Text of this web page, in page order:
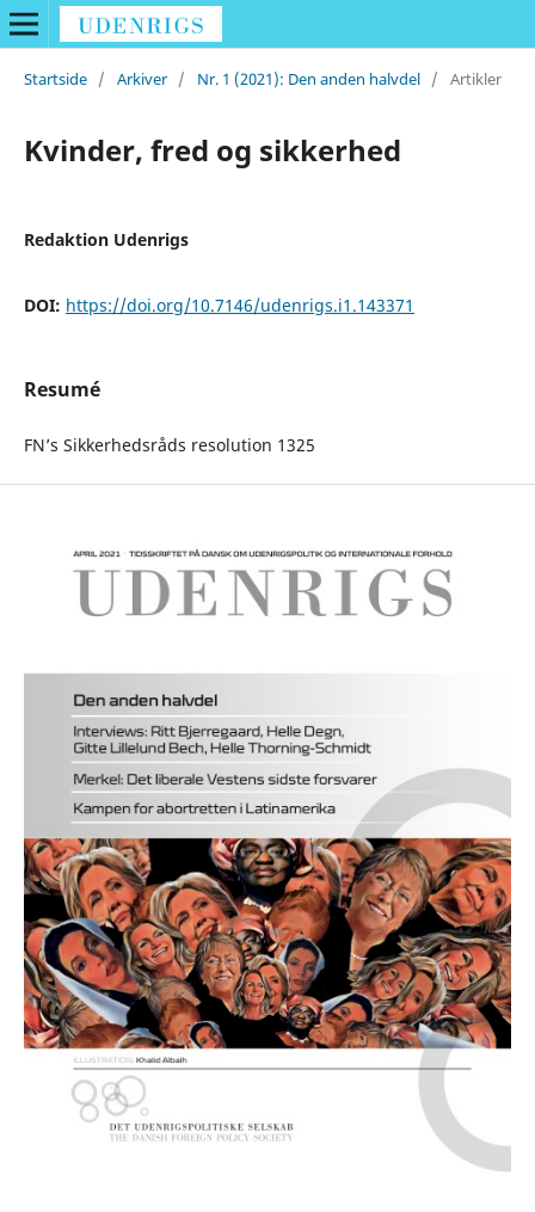
Startside / Arkiver / Nr. 1 (2021): Den anden halvdel / Artikler
Kvinder, fred og sikkerhed
Redaktion Udenrigs
DOI: https://doi.org/10.7146/udenrigs.i1.143371
Resumé
FN’s Sikkerhedsråds resolution 1325